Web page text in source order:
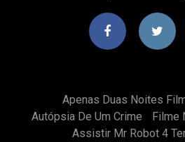
Apenas Duas Noites
Autópsia De Um Crime
Filme
Assistir Mr Robot 4